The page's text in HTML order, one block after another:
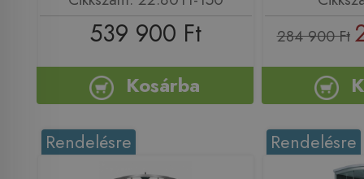
539 900 Ft
Kosárba
284 900 Ft
Rendelésre Rendelésre